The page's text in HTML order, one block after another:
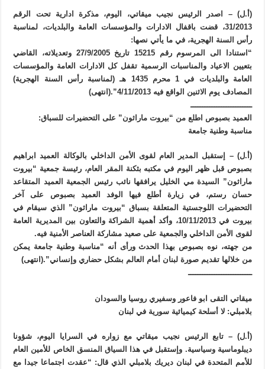
(أ.ل) – اصدر الرئيس نجيب ميقاتي، اليوم، مذكرة ادارية تحت الرقم
31/2013، قضت باقفال الادارات والمؤسسات العامة والبلديات، لمناسبة
رأس السنة الهجرية، في ما يأتي نصها:
“استنادا الى المرسوم رقم 15215 تاريخ 27/9/2005 وتعديلاته، القاضي
بتعيين الاعياد والمناسبات الرسمية تقفل كل الادارات العامة والمؤسسات
العامة والبلديات في 1 محرم 1435 هـ (لمناسبة رأس السنة الهجرية)
المصادف يوم الاثنين الواقع فيه 4/11/2013”.(انتهى)
ــــــــــــــــــــــــــ
العميد بصبوص اطلع من “بيروت ماراثون” على التحضيرات للسباق:
مناسبة وطنية جامعة
(أ.ل) – إستقبل المدير العام لقوى الأمن الداخلي بالوكالة العميد ابراهيم
بصبوص قبل ظهر اليوم في مكتبه بثكنة المقر العام، رئيسة جمعية “بيروت
ماراثون” السيدة مي الخليل يرافقها نائب رئيس الجمعية العميد المتقاعد
حسان رستم، في زيارة أطلع فيها الوفد العميد بصبوص على آخر
التحضيرات اللوجستية المتعلقة بسباق “بيروت ماراثون” الذي سيقام في
بيروت في 10/11/2013، وأكد أهمية الشراكة والتعاون بين المديرية العامة
لقوى الأمن الداخلي والجمعية على صعيد مشاركة العناصر الأمنية فيه.
من جهته، نوه بصبوص بهذا الحدث ورأى أنه “مناسبة وطنية جامعة يمكن
من خلالها تقديم صورة لبنان أمام العالم بشكل حضاري وإنساني”.(انتهى)
ـــــــــــــــــــــــــــ
ميقاتي التقى ابو فاعور وسفيري روسيا والسودان
بلامبلي: لا أسلحة كيميائية سورية في لبنان
(أ.ل) – تابع الرئيس نجيب ميقاتي مع زواره في السرايا اليوم، شؤونا
ديبلوماسية وسياسية. وإستقبل في هذا السياق المنسق الخاص للأمين العام
للأمم المتحدة في لبنان ديريك بلامبلي الذي قال: “عقدت اجتماعا جيدا مع